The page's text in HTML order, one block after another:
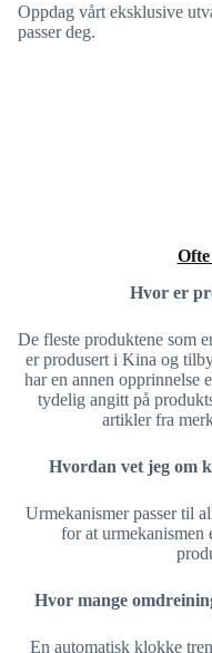
Oppdag vårt eksklusive
passer deg.
Hvor er
De fleste produktene som
er produsert i Kina og
har en annen opprinnelse
tydelig angitt på
artikler fra
Hvordan vet jeg om
Urmekanismer passer til
for at
Hvor mange
En automatisk klokke